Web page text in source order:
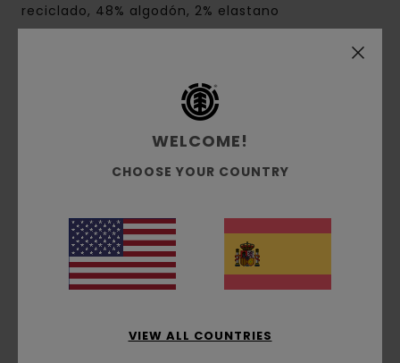
reciclado, 48% algodón, 2% elastano
Envíos y Devoluciones
Reseñas de los clientes
Puntuación media
5.0 /5
El 100% de nuestros clientes recomiendan este
WELCOME!
CHOOSE YOUR COUNTRY
VIEW ALL COUNTRIES